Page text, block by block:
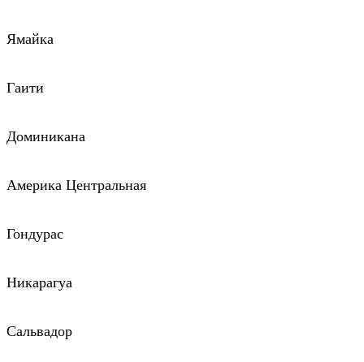
Ямайка
Гаити
Доминикана
Америка Центральная
Гондурас
Никарагуа
Сальвадор